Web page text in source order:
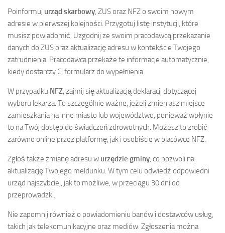
Poinformuj urząd skarbowy , ZUS oraz NFZ o swoim nowym
adresie w pierwszej kolejności. Przygotuj listę instytucji, które
musisz powiadomić. Uzgodnij ze swoim pracodawcą przekazanie
danych do ZUS oraz aktualizację adresu w kontekście Twojego
zatrudnienia. Pracodawca przekaże te informacje automatycznie,
kiedy dostarczy Ci formularz do wypełnienia.
W przypadku NFZ , zajmij się aktualizacją deklaracji dotyczącej
wyboru lekarza. To szczególnie ważne, jeżeli zmieniasz miejsce
zamieszkania na inne miasto lub województwo, ponieważ wpłynie
to na Twój dostęp do świadczeń zdrowotnych. Możesz to zrobić
zarówno online przez platformę, jak i osobiście w placówce NFZ.
Zgłoś także zmianę adresu w urzędzie gminy , co pozwoli na
aktualizację Twojego meldunku. W tym celu odwiedź odpowiedni
urząd najszybciej, jak to możliwe, w przeciągu 30 dni od
przeprowadzki.
Nie zapomnij również o powiadomieniu banów i dostawców usług,
takich jak telekomunikacyjne oraz mediów. Zgłoszenia można